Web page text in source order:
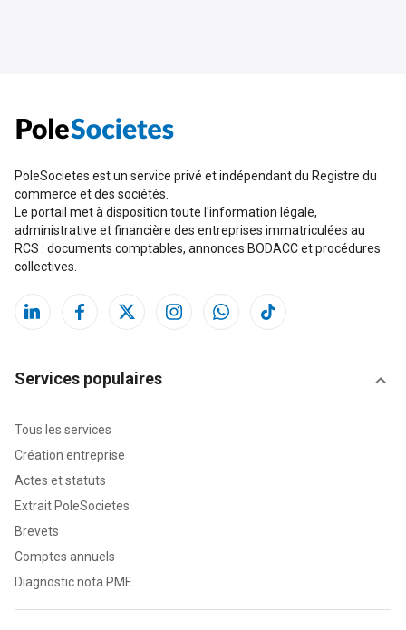
PoleSocietes est un service privé et indépendant du Registre du
commerce et des sociétés.
Le portail met à disposition toute l'information légale,
administrative et financière des entreprises immatriculées au
RCS : documents comptables, annonces BODACC et procédures
collectives.
Services populaires
Tous les services
Création entreprise
Actes et statuts
Extrait PoleSocietes
Brevets
Comptes annuels
Diagnostic nota PME